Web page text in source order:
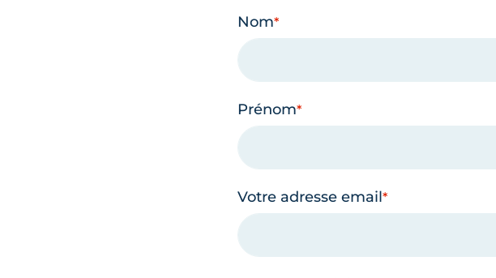
Nom
Prénom
Votre adresse email